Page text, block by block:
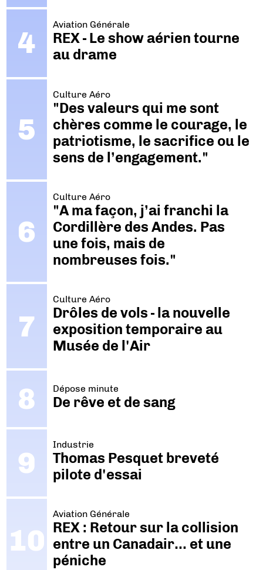
Aviation Générale
REX - Le show aérien tourne
au drame
Culture Aéro
"Des valeurs qui me sont
chères comme le courage, le
patriotisme, le sacrifice ou le
sens de l’engagement."
Culture Aéro
"A ma façon, j’ai franchi la
Cordillère des Andes. Pas
une fois, mais de
nombreuses fois."
Culture Aéro
Drôles de vols - la nouvelle
exposition temporaire au
Musée de l'Air
Dépose minute
De rêve et de sang
Industrie
Thomas Pesquet breveté
pilote d'essai
Aviation Générale
REX : Retour sur la collision
entre un Canadair… et une
péniche